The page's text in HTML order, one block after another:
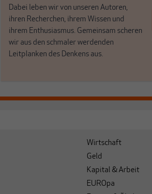
Dabei leben wir von unseren Autoren,
ihren Recherchen, ihrem Wissen und
ihrem Enthusiasmus. Gemeinsam scheren
wir aus den schmaler werdenden
Leitplanken des Denkens aus.
Wirtschaft
Geld
Kapital & Arbeit
EUROpa